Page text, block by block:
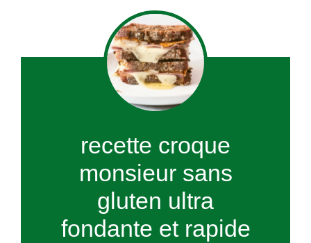
recette croque
monsieur sans
gluten ultra
fondante et rapide